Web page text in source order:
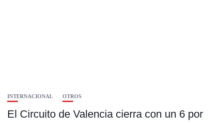
INTERNACIONAL OTROS
El Circuito de Valencia cierra con un 6 por